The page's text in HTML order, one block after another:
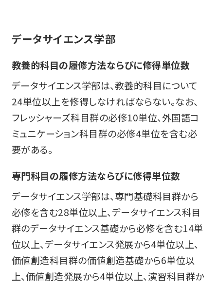
データサイエンス学部
教養的科目の履修方法ならびに修得単位数
データサイエンス学部は、教養的科目について
24単位以上を修得しなければならない。なお、
フレッシャーズ科目群の必修10単位、外国語コ
ミュニケーション科目群の必修4単位を含む必
要がある。
専門科目の履修方法ならびに修得単位数
データサイエンス学部は、専門基礎科目群から
必修を含む28単位以上、データサイエンス科目
群のデータサイエンス基礎から必修を含む14単
位以上、データサイエンス発展から4単位以上、
価値創造科目群の価値創造基礎から6単位以
上、価値創造発展から4単位以上、演習科目群か